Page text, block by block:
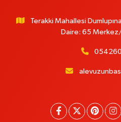
Terakki Mahallesi
Daire: 65